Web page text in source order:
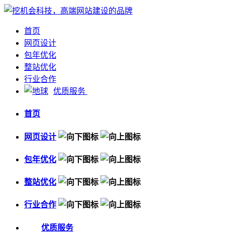
首页
网页设计
包年优化
整站优化
行业合作
优质服务
首页
网页设计
包年优化
整站优化
行业合作
优质服务